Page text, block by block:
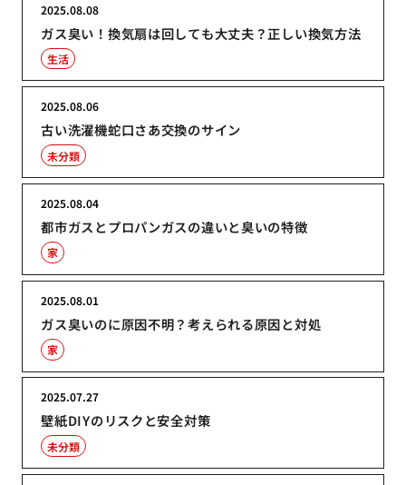
ガス臭い！換気扇は回しても大丈夫？正しい換気方法
2025.08.08
生活
古い洗濯機蛇口さあ交換のサイン
2025.08.06
未分類
都市ガスとプロパンガスの違いと臭いの特徴
2025.08.04
家
ガス臭いのに原因不明？考えられる原因と対処
2025.08.01
家
壁紙DIYのリスクと安全対策
2025.07.27
未分類